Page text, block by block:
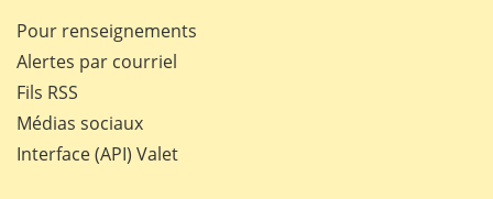
Pour renseignements
Alertes par courriel
Fils RSS
Médias sociaux
Interface (API) Valet